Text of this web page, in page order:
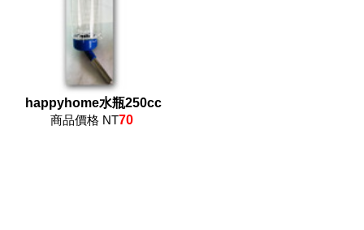
happyhome水瓶250cc
商品價格 NT70